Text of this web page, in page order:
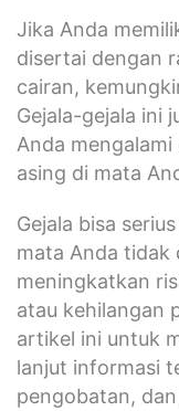
Jika Anda
disertai dengan
cairan,
Gejala-gejala ini
Anda
asing di mata
Gejala bisa
mata Anda tidak
meningkatkan
atau kehilangan
artikel ini untuk
lanjut informasi
pengobatan,